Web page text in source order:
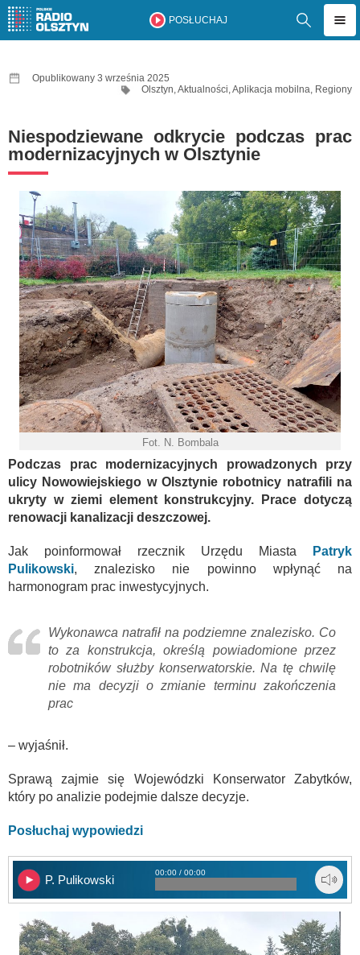
POSŁUCHAJ
Opublikowany 3 września 2025
Olsztyn,Aktualności,Aplikacja mobilna, Regiony
Niespodziewane odkrycie podczas prac
modernizacyjnych w Olsztynie
Fot. N. Bombala
Podczas prac modernizacyjnych prowadzonych przy
ulicy Nowowiejskiego w Olsztynie robotnicy natrafili na
ukryty w ziemi element konstrukcyjny. Prace dotyczą
renowacji kanalizacji deszczowej.
Jak poinformował rzecznik Urzędu Miasta
Patryk
Pulikowski, znalezisko nie powinno wpłynąć na
harmonogram prac inwestycyjnych.
Wykonawca natrafił na podziemne znalezisko. Co
to za konstrukcja, określą powiadomione przez
robotników służby konserwatorskie. Na tę chwilę
nie ma decyzji o zmianie terminu zakończenia
prac
– wyjaśnił.
Sprawą zajmie się Wojewódzki Konserwator Zabytków,
który po analizie podejmie dalsze decyzje.
Posłuchaj wypowiedzi
P. Pulikowski
00:00 / 00:00